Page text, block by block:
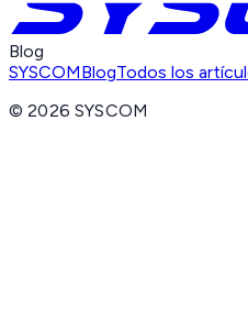
Blog
SYSCOMBlogTodos los
©2026 SYSCOM